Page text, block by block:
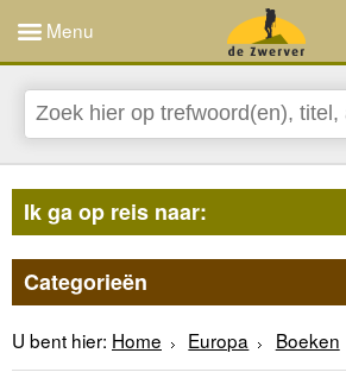
Menu
Ik ga op reis naar:
Categorieën
U bent hier: Home Europa Boeken